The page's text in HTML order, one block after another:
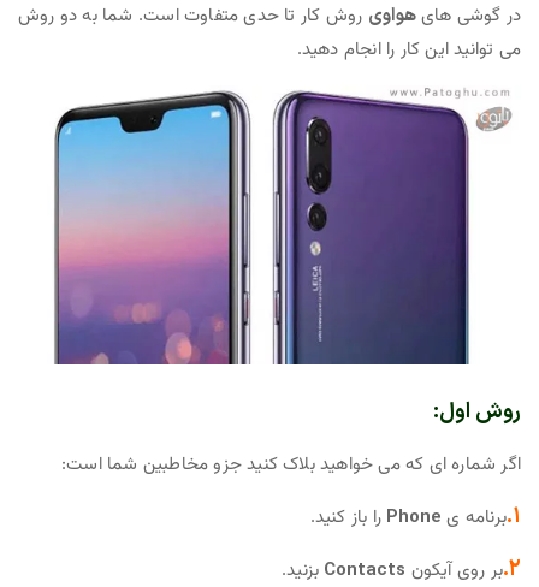
در گوشی هایهواوی روش کار تا حدی متفاوت است. شما به دو روش
می توانید این کار را انجام دهید.
روش اول:
اگر شماره ای که می خواهید بلاک کنید جزو مخاطبین شما است:
۱. برنامه ی Phone را باز کنید.
۲. بر روی آیکون Contacts بزنید.